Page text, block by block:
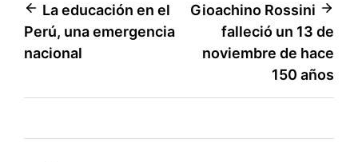
Navegación
de
La educación en el
Perú, una emergencia
nacional
Gioachino Rossini
falleció un 13 de
noviembre de hace
150 años